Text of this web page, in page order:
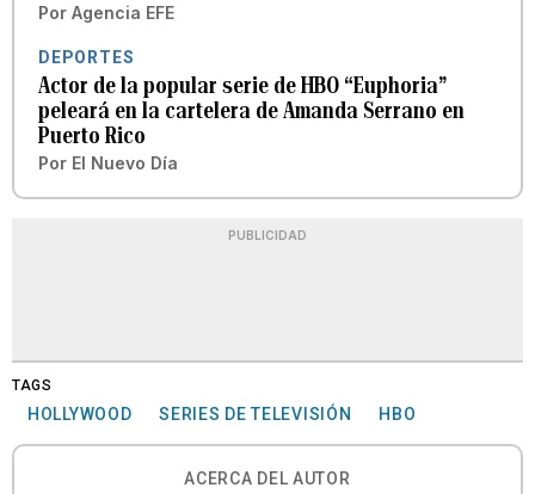
Por Agencia EFE
DEPORTES
Actor de la popular serie de HBO “Euphoria”
peleará en la cartelera de Amanda Serrano en
Puerto Rico
Por El Nuevo Día
PUBLICIDAD
TAGS
HOLLYWOOD SERIES DE TELEVISIÓN HBO
ACERCA DEL AUTOR